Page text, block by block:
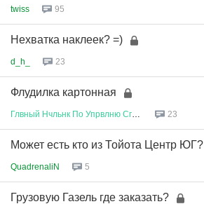
twiss 95
Нехватка наклеек? =)
d_h_ 23
Флудилка картонная
Глвный Нчльнк По Упрвлню Сглсв 23
Может есть кто из Тойота Центр ЮГ?
QuadrenaliN 5
Грузовую Газель где заказать?